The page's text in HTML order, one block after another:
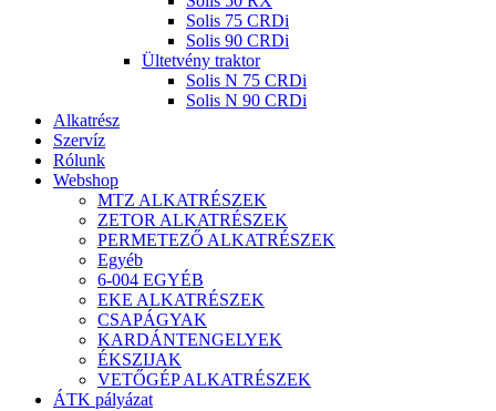
Solis 75 CRDi
Solis 90 CRDi
Ültetvény traktor
Solis N 75 CRDi
Solis N 90 CRDi
Alkatrész
Szervíz
Rólunk
Webshop
MTZ ALKATRÉSZEK
ZETOR ALKATRÉSZEK
PERMETEZŐ ALKATRÉSZEK
Egyéb
6-004 EGYÉB
EKE ALKATRÉSZEK
CSAPÁGYAK
KARDÁNTENGELYEK
ÉKSZIJAK
VETŐGÉP ALKATRÉSZEK
ÁTK pályázat